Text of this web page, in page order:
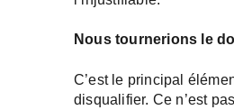
Nous tournerions le
C’est le principal
disqualifier. Ce n’est